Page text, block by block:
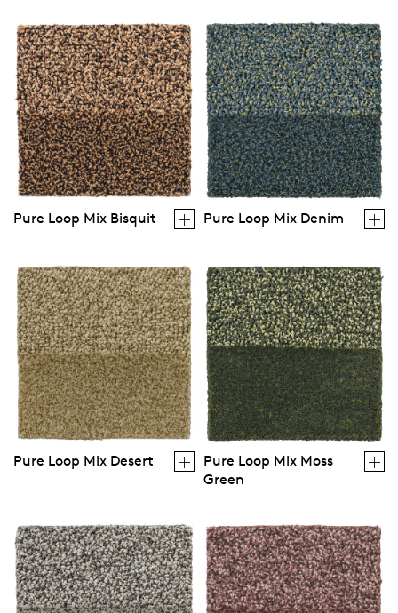
Pure Loop Mix Bisquit Pure Loop Mix Denim
Pure Loop Mix Desert
Pure Loop Mix Moss
Green